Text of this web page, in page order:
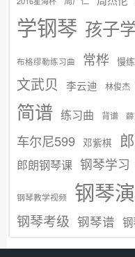
学钢琴 孩子
布格缪勒练习曲 常桦 慢练
文武贝 李云迪 林俊杰
简谱 练习曲 背谱
车尔尼599 邓紫棋
郎朗钢琴课 钢琴学习
钢琴教学视频 钢琴
钢琴考级 钢琴谱